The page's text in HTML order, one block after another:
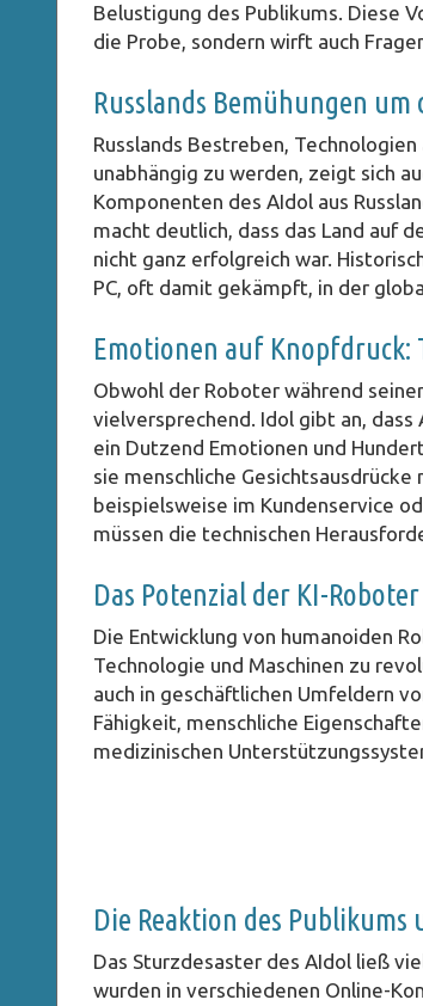
Belustigung des Publikums. Diese
die Probe, sondern wirft auch
Russlands Bemühungen
Russlands Bestreben,
unabhängig zu werden, zeigt sich
Komponenten des AIdol aus
macht deutlich, dass das Land auf
nicht ganz erfolgreich war.
PC, oft damit gekämpft, in der
Emotionen auf Knopfdruck:
Obwohl der Roboter während
vielversprechend. Idol gibt an,
ein Dutzend Emotionen und
sie menschliche
beispielsweise im Kundenservice
müssen die technischen
Das Potenzial der KI-
Die Entwicklung von humanoiden
Technologie und Maschinen zu
auch in geschäftlichen Umfeldern
Fähigkeit, menschliche
medizinischen
Die Reaktion des Publikums
Das Sturzdesaster des AIdol ließ
wurden in verschiedenen Online-